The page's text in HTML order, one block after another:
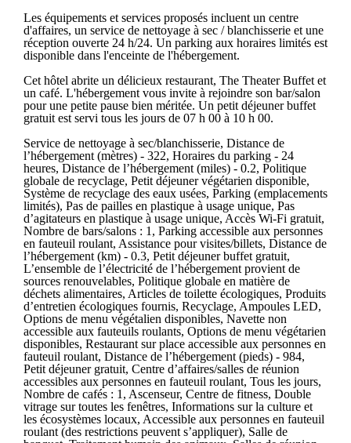
Les équipements et services proposés incluent un centre
d'affaires, un service de nettoyage à sec / blanchisserie et une
réception ouverte 24 h/24. Un parking aux horaires limités est
disponible dans l'enceinte de l'hébergement.
Cet hôtel abrite un délicieux restaurant, The Theater Buffet et
un café. L'hébergement vous invite à rejoindre son bar/salon
pour une petite pause bien méritée. Un petit déjeuner buffet
gratuit est servi tous les jours de 07 h 00 à 10 h 00.
Service de nettoyage à sec/blanchisserie, Distance de
l’hébergement (mètres) - 322, Horaires du parking - 24
heures, Distance de l’hébergement (miles) - 0.2, Politique
globale de recyclage, Petit déjeuner végétarien disponible,
Système de recyclage des eaux usées, Parking (emplacements
limités), Pas de pailles en plastique à usage unique, Pas
d’agitateurs en plastique à usage unique, Accès Wi-Fi gratuit,
Nombre de bars/salons : 1, Parking accessible aux personnes
en fauteuil roulant, Assistance pour visites/billets, Distance de
l’hébergement (km) - 0.3, Petit déjeuner buffet gratuit,
L’ensemble de l’électricité de l’hébergement provient de
sources renouvelables, Politique globale en matière de
déchets alimentaires, Articles de toilette écologiques, Produits
d’entretien écologiques fournis, Recyclage, Ampoules LED,
Options de menu végétalien disponibles, Navette non
accessible aux fauteuils roulants, Options de menu végétarien
disponibles, Restaurant sur place accessible aux personnes en
fauteuil roulant, Distance de l’hébergement (pieds) - 984,
Petit déjeuner gratuit, Centre d’affaires/salles de réunion
accessibles aux personnes en fauteuil roulant, Tous les jours,
Nombre de cafés : 1, Ascenseur, Centre de fitness, Double
vitrage sur toutes les fenêtres, Informations sur la culture et
les écosystèmes locaux, Accessible aux personnes en fauteuil
roulant (des restrictions peuvent s’appliquer), Salle de